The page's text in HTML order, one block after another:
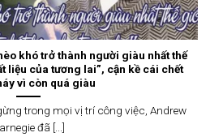
khó trở thành người giàu nhất thế
liệu của tương lai”, cận kề cái chết
vì còn quá giàu
trong mọi vị trí công việc, Andrew
đã [...]